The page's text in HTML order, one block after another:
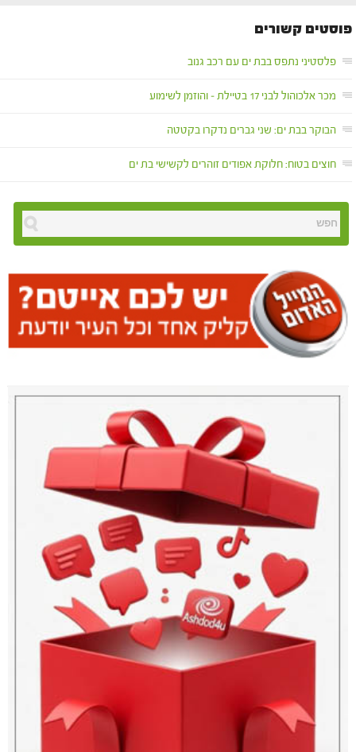
פוסטים קשורים
פלסטיני נתפס בבת ים עם רכב גנוב
מכר אלכוהול לבני 17 בטיילת – והוזמן לשימוע
הבוקר בבת ים: שני גברים נדקרו בקטטה
חוצים בטוח: חלוקת אפודים זוהרים לקשישי בת ים